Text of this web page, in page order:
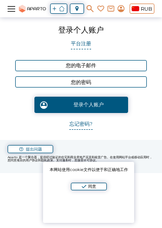
RUB
登录个人账户
平台注册
忘记密码?
本网站使用cookie文件以便于和正确地工作
同意
提出问题
Aparto 是一个聚合器，提供经过验证的住宅和商业房地产买卖和租赁广告。在使用网站平台或移动应用时，
您同意项目的用户协议和隐私政策。支付服务时，您接受许可协议。